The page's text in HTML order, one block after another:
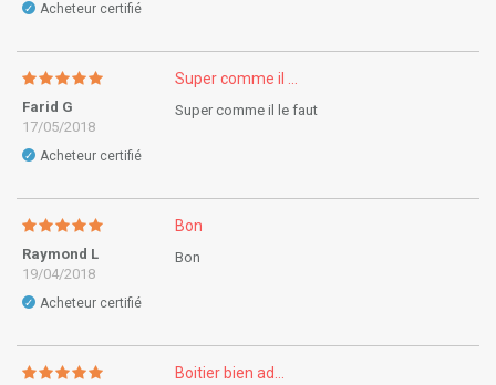
✓ Acheteur certifié
Farid G
17/05/2018
✓ Acheteur certifié
Super comme il ...
Super comme il le faut
Raymond L
19/04/2018
✓ Acheteur certifié
Bon
Bon
Boitier bien ad...